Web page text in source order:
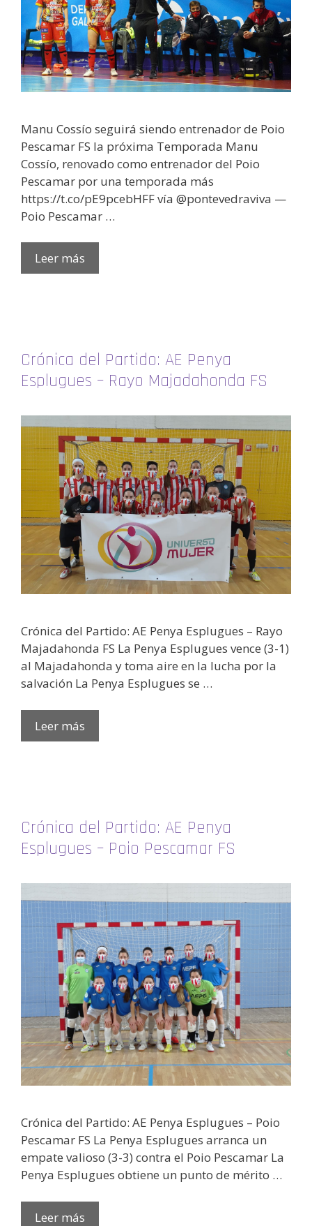
Manu Cossío seguirá siendo entrenador de Poio
Pescamar FS la próxima Temporada Manu
Cossío, renovado como entrenador del Poio
Pescamar por una temporada más
https://t.co/pE9pcebHFF vía @pontevedraviva —
Poio Pescamar …
Leer más
Crónica del Partido: AE Penya
Esplugues – Rayo Majadahonda FS
Crónica del Partido: AE Penya Esplugues – Rayo
Majadahonda FS La Penya Esplugues vence (3-1)
al Majadahonda y toma aire en la lucha por la
salvación La Penya Esplugues se …
Leer más
Crónica del Partido: AE Penya
Esplugues – Poio Pescamar FS
Crónica del Partido: AE Penya Esplugues – Poio
Pescamar FS La Penya Esplugues arranca un
empate valioso (3-3) contra el Poio Pescamar La
Penya Esplugues obtiene un punto de mérito …
Leer más